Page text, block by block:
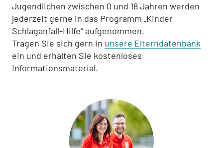
Jugendlichen zwischen 0 und 18 Jahren werden
jederzeit gerne in das Programm „Kinder
Schlaganfall-Hilfe“ aufgenommen.
Tragen Sie sich gern in unsere Elterndatenbank
ein und erhalten Sie kostenloses
Informationsmaterial.